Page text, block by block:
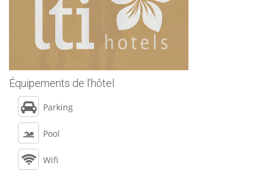
Équipements de l’hôtel
Parking
Pool
Wifi